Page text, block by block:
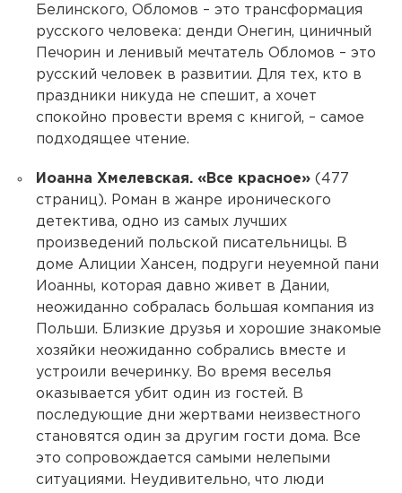
Белинского, Обломов – это трансформация
русского человека: денди Онегин, циничный
Печорин и ленивый мечтатель Обломов – это
русский человек в развитии. Для тех, кто в
праздники никуда не спешит, а хочет
спокойно провести время с книгой, – самое
подходящее чтение.
Иоанна Хмелевская. «Все красное» (477
страниц). Роман в жанре иронического
детектива, одно из самых лучших
произведений польской писательницы. В
доме Алиции Хансен, подруги неуемной пани
Иоанны, которая давно живет в Дании,
неожиданно собралась большая компания из
Польши. Близкие друзья и хорошие знакомые
хозяйки неожиданно собрались вместе и
устроили вечеринку. Во время веселья
оказывается убит один из гостей. В
последующие дни жертвами неизвестного
становятся один за другим гости дома. Все
это сопровождается самыми нелепыми
ситуациями. Неудивительно, что люди